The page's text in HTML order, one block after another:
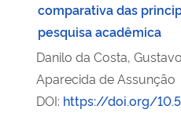
comparativa das
pesquisa acadêmica
Danilo da Costa,
Aparecida de Assunção
DOI: https://doi.org/